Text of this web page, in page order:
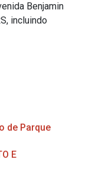
Benjamin
incluindo
de Parque
E